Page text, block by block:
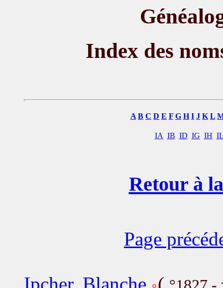
Index des
A B C D E F G H I J K L
IA IB ID IG IH
Retour à
Page
Ipcher, Blanche (